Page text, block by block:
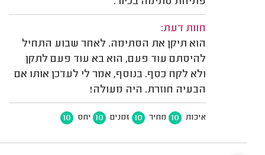
חוות דעת:
הוא תיקן את הסתימה. לאחר שבוע התחיל
להיסתם עוד פעם, הוא בא עוד פעם לתקן
ולא לקח כסף. בנוסף, אמר לי לעדכן אותו אם
הבעיה חוזרת. היה מעולה!
איכות 10 מחיר 10 זמנים 10 יחס 10